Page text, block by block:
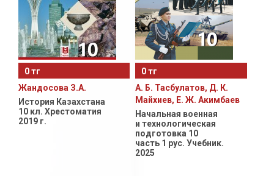
0 тг
Жандосова З.А.
История Казахстана
10 кл. Хрестоматия
2019 г.
0 тг
А. Б. Тасбулатов, Д. К.
Майхиев, Е. Ж. Акимбаев
Начальная военная
и технологическая
подготовка 10
часть 1 рус. Учебник.
2025